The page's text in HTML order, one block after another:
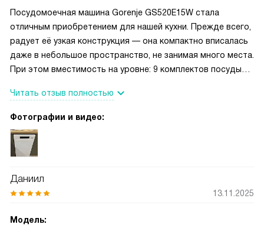
конце цикла никогда не даёт забыть, что посуда уже
готова к выгрузке.
Посудомоечная машина Gorenje GS520E15W стала
отличным приобретением для нашей кухни. Прежде всего,
радует её узкая конструкция — она компактно вписалась
даже в небольшое пространство, не занимая много места.
При этом вместимость на уровне: 9 комплектов посуды
функция ручной регулировки высоты верхней корзины —
легко подстраиваю под высокие бокалы или глубокие
направлениями подачи действительно обеспечивает
тщательную очистку: даже застаревшие следы от кофе
Сушка за счёт остаточного тепла работает эффективно
— посуда выходит сухой и готовой к использованию.
светодиодной индикацией делает работу с техникой
Читать отзыв полностью
Фотографии и видео:
Даниил
13.11.2025
Модель: